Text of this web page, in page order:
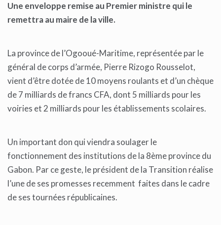
Une enveloppe remise au Premier ministre qui le
remettra au maire de la ville.
La province de l’Ogooué-Maritime, représentée par le
général de corps d’armée, Pierre Rizogo Rousselot,
vient d’être dotée de 10 moyens roulants et d’un chèque
de 7 milliards de francs CFA, dont 5 milliards pour les
voiries et 2 milliards pour les établissements scolaires.
Un important don qui viendra soulager le
fonctionnement des institutions de la 8ème province du
Gabon. Par ce geste, le président de la Transition réalise
l’une de ses promesses recemment faites dans le cadre
de ses tournées républicaines.